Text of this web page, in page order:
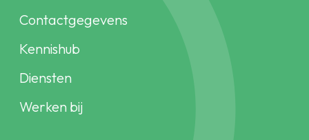
Contactgegevens
Kennishub
Diensten
Werken bij